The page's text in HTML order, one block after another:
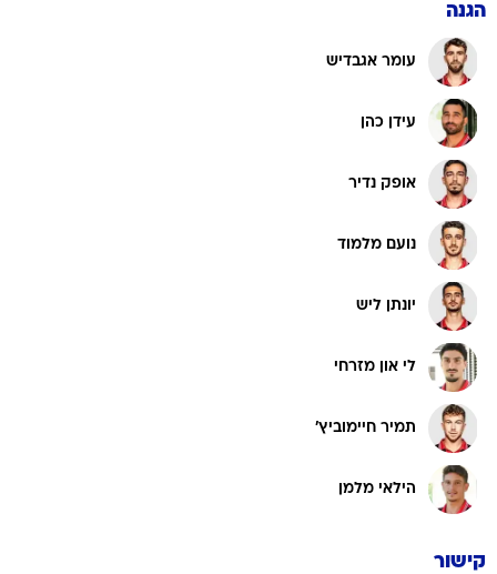
הגנה
עומר אגבדיש
עידן כהן
אופק נדיר
נועם מלמוד
יונתן ליש
לי און מזרחי
תמיר חיימוביץ'
הילאי מלמן
קישור